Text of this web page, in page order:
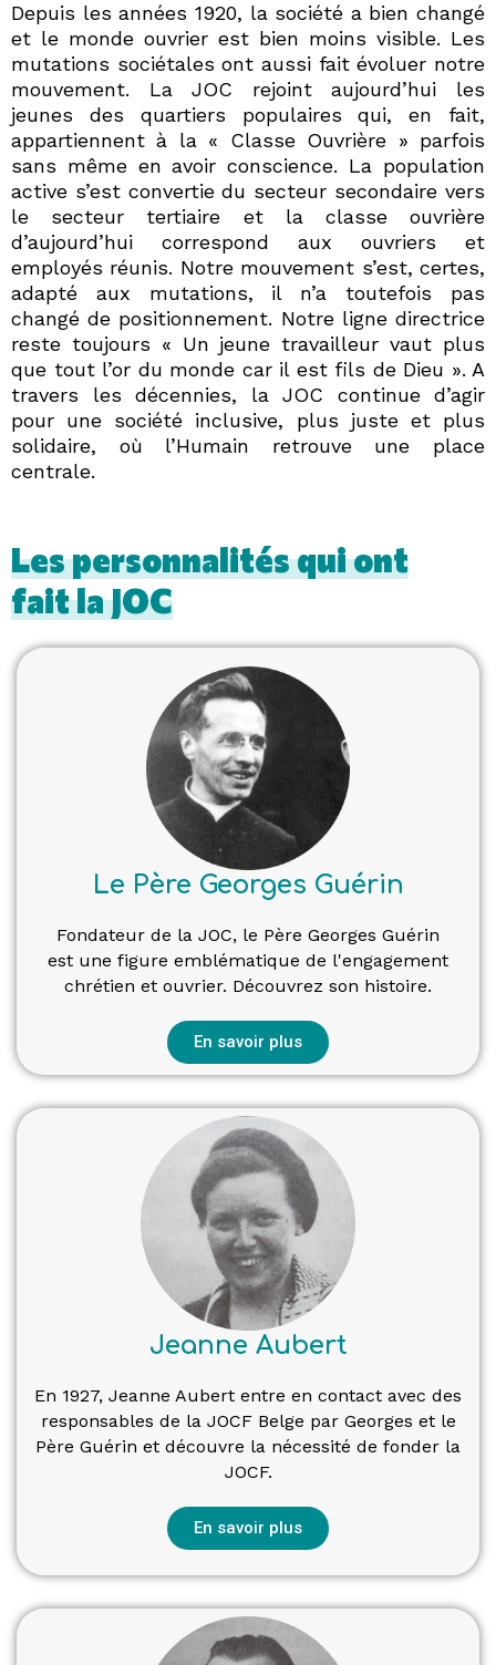
Depuis les années 1920, la société a bien changé
et le monde ouvrier est bien moins visible. Les
mutations sociétales ont aussi fait évoluer notre
mouvement. La JOC rejoint aujourd’hui les
jeunes des quartiers populaires qui, en fait,
appartiennent à la « Classe Ouvrière » parfois
sans même en avoir conscience. La population
active s’est convertie du secteur secondaire vers
le secteur tertiaire et la classe ouvrière
d’aujourd’hui correspond aux ouvriers et
employés réunis. Notre mouvement s’est, certes,
adapté aux mutations, il n’a toutefois pas
changé de positionnement. Notre ligne directrice
reste toujours « Un jeune travailleur vaut plus
que tout l’or du monde car il est fils de Dieu ». A
travers les décennies, la JOC continue d’agir
pour une société inclusive, plus juste et plus
solidaire, où l’Humain retrouve une place
centrale.
Les personnalités qui ont
fait la JOC
Le Père Georges Guérin
Fondateur de la JOC, le Père Georges Guérin
est une figure emblématique de l'engagement
chrétien et ouvrier. Découvrez son histoire.
En savoir plus
Jeanne Aubert
En 1927, Jeanne Aubert entre en contact avec des
responsables de la JOCF Belge par Georges et le
Père Guérin et découvre la nécessité de fonder la
JOCF.
En savoir plus